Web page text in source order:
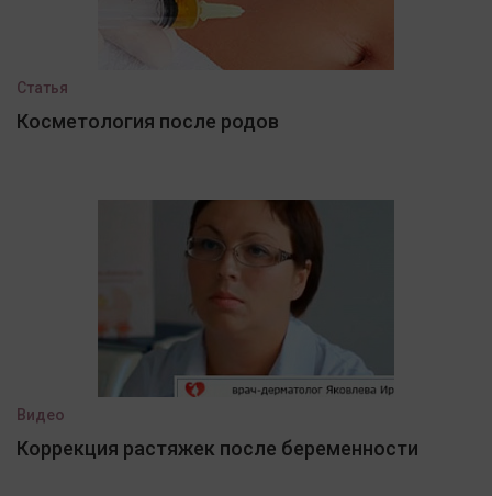
Статья
Косметология после родов
Видео
Коррекция растяжек после беременности